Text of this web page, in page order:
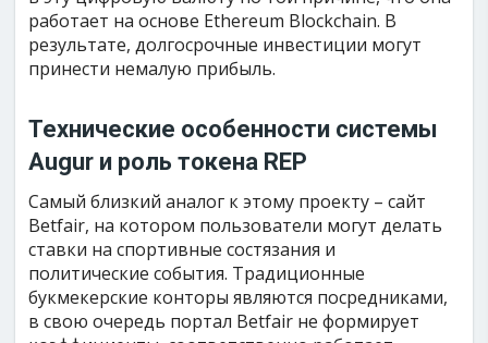
работает на основе Ethereum Blockchain. В
результате, долгосрочные инвестиции могут
принести немалую прибыль.
Технические особенности системы
Augur и роль токена REP
Самый близкий аналог к этому проекту – сайт
Betfair, на котором пользователи могут делать
ставки на спортивные состязания и
политические события. Традиционные
букмекерские конторы являются посредниками,
в свою очередь портал Betfair не формирует